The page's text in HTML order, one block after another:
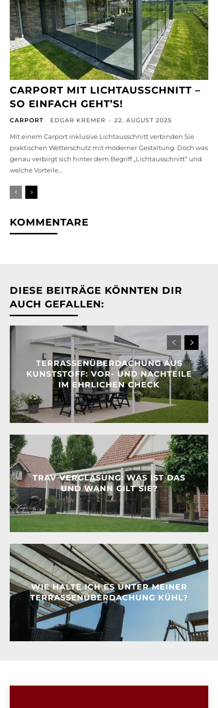
CARPORT MIT LICHTAUSSCHNITT –
SO EINFACH GEHT’S!
CARPORT EDGAR KREMER - 22. AUGUST 2025
Mit einem Carport inklusive Lichtausschnitt verbinden Sie
praktischen Wetterschutz mit moderner Gestaltung. Doch was
genau verbirgt sich hinter dem Begriff „Lichtausschnitt“ und
welche Vorteile...
KOMMENTARE
DIESE BEITRÄGE KÖNNTEN DIR
AUCH GEFALLEN:
TERRASSENÜBERDACHUNG AUS
KUNSTSTOFF: VOR- UND NACHTEILE
IM EHRLICHEN CHECK
TRAV VERGLASUNG: WAS IST DAS
UND WANN GILT SIE?
WIE HALTE ICH ES UNTER MEINER
TERRASSENÜBERDACHUNG KÜHL?